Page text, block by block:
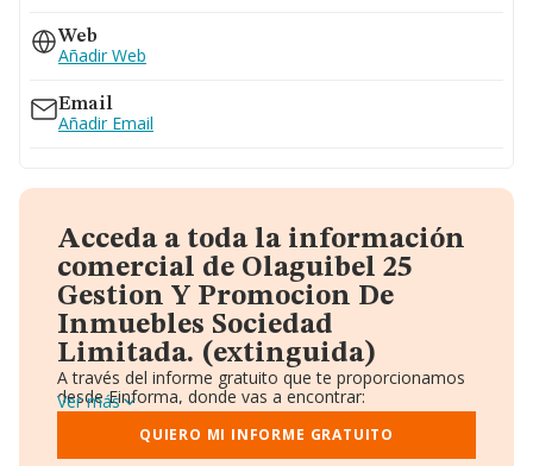
Web
Añadir Web
Email
Añadir Email
Acceda a toda la información
comercial de Olaguibel 25
Gestion Y Promocion De
Inmuebles Sociedad
Limitada. (extinguida)
A través del informe gratuito que te proporcionamos
desde Einforma, donde vas a encontrar:
Datos identificativos: Denominación, CIF,
Teléfono, Domicilio.
Informe Mercantil Completo (BORME).
Ver más
QUIERO MI INFORME GRATUITO